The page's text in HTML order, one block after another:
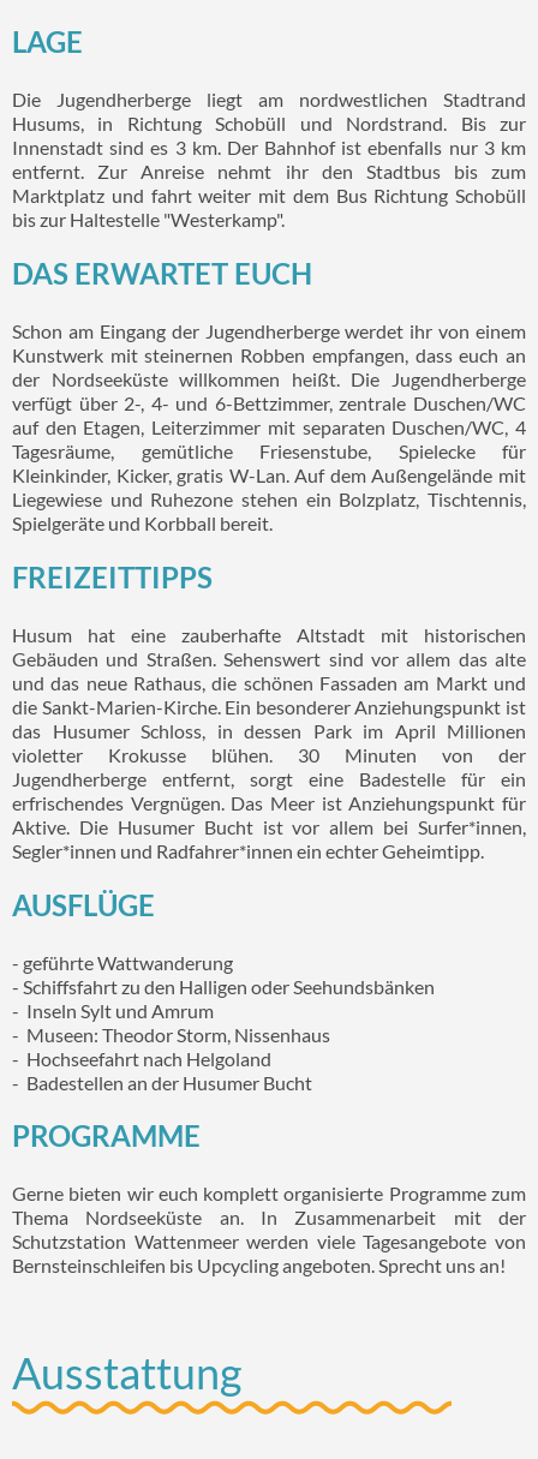
LAGE
Die Jugendherberge liegt am nordwestlichen Stadtrand
Husums, in Richtung Schobüll und Nordstrand. Bis zur
Innenstadt sind es 3 km. Der Bahnhof ist ebenfalls nur 3 km
entfernt. Zur Anreise nehmt ihr den Stadtbus bis zum
Marktplatz und fahrt weiter mit dem Bus Richtung Schobüll
bis zur Haltestelle "Westerkamp".
DAS ERWARTET EUCH
Schon am Eingang der Jugendherberge werdet ihr von einem
Kunstwerk mit steinernen Robben empfangen, dass euch an
der Nordseeküste willkommen heißt. Die Jugendherberge
verfügt über 2-, 4- und 6-Bettzimmer, zentrale Duschen/WC
auf den Etagen, Leiterzimmer mit separaten Duschen/WC, 4
Tagesräume, gemütliche Friesenstube, Spielecke für
Kleinkinder, Kicker, gratis W-Lan. Auf dem Außengelände mit
Liegewiese und Ruhezone stehen ein Bolzplatz, Tischtennis,
Spielgeräte und Korbball bereit.
FREIZEITTIPPS
Husum hat eine zauberhafte Altstadt mit historischen
Gebäuden und Straßen. Sehenswert sind vor allem das alte
und das neue Rathaus, die schönen Fassaden am Markt und
die Sankt-Marien-Kirche. Ein besonderer Anziehungspunkt ist
das Husumer Schloss, in dessen Park im April Millionen
violetter Krokusse blühen. 30 Minuten von der
Jugendherberge entfernt, sorgt eine Badestelle für ein
erfrischendes Vergnügen. Das Meer ist Anziehungspunkt für
Aktive. Die Husumer Bucht ist vor allem bei Surfer*innen,
Segler*innen und Radfahrer*innen ein echter Geheimtipp.
AUSFLÜGE
- geführte Wattwanderung
- Schiffsfahrt zu den Halligen oder Seehundsbänken
- Inseln Sylt und Amrum
- Museen: Theodor Storm, Nissenhaus
- Hochseefahrt nach Helgoland
- Badestellen an der Husumer Bucht
PROGRAMME
Gerne bieten wir euch komplett organisierte Programme zum
Thema Nordseeküste an. In Zusammenarbeit mit der
Schutzstation Wattenmeer werden viele Tagesangebote von
Bernsteinschleifen bis Upcycling angeboten. Sprecht uns an!
Ausstattung